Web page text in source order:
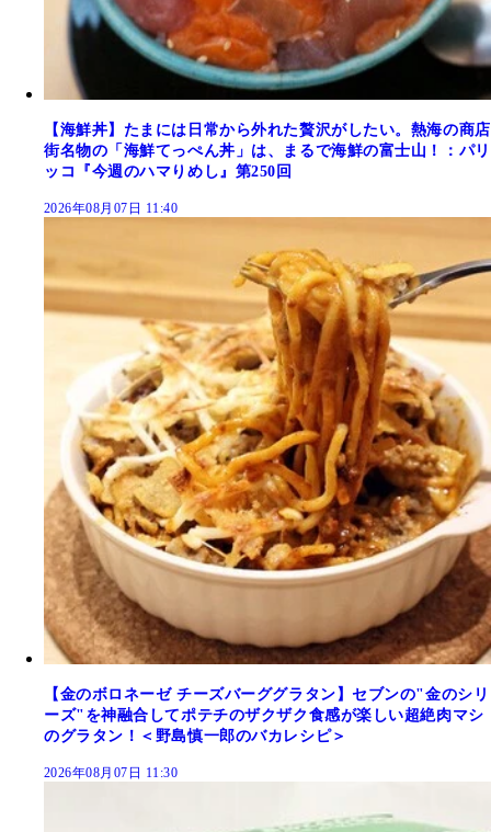
【海鮮丼】たまには日常から外れた贅沢がしたい。熱海の商店
街名物の「海鮮てっぺん丼」は、まるで海鮮の富士山！：パリ
ッコ『今週のハマりめし』第250回
2026年08月07日 11:40
【金のボロネーゼ チーズバーググラタン】セブンの"金のシリ
ーズ"を神融合してポテチのザクザク食感が楽しい超絶肉マシ
のグラタン！＜野島慎一郎のバカレシピ＞
2026年08月07日 11:30